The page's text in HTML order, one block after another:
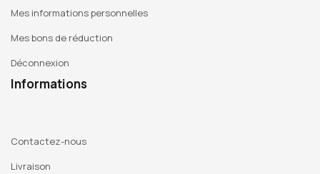
Mes informations personnelles
Mes bons de réduction
Déconnexion
Informations
Contactez-nous
Livraison